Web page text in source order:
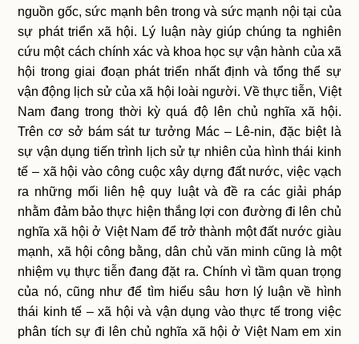
nguồn gốc, sức mạnh bên trong và sức mạnh nội tại của
sự phát triển xã hội. Lý luận này giúp chúng ta nghiên
cứu một cách chính xác và khoa học sự vận hành của xã
hội trong giai đoạn phát triển nhất định và tổng thể sự
vận động lịch sử của xã hội loài người. Về thực tiễn, Việt
Nam đang trong thời kỳ quá độ lên chủ nghĩa xã hội.
Trên cơ sở bám sát tư tưởng Mác – Lê-nin, đặc biệt là
sự vận dụng tiến trình lịch sử tự nhiên của hình thái kinh
tế – xã hội vào công cuộc xây dựng đất nước, việc vạch
ra những mối liên hệ quy luật và đề ra các giải pháp
nhằm đảm bảo thực hiện thắng lợi con đường đi lên chủ
nghĩa xã hội ở Việt Nam để trở thành một đất nước giàu
mạnh, xã hội công bằng, dân chủ văn minh cũng là một
nhiệm vụ thực tiễn đang đặt ra. Chính vì tầm quan trọng
của nó, cũng như để tìm hiểu sâu hơn lý luận về hình
thái kinh tế – xã hội và vận dụng vào thực tế trong việc
phân tích sự đi lên chủ nghĩa xã hội ở Việt Nam em xin